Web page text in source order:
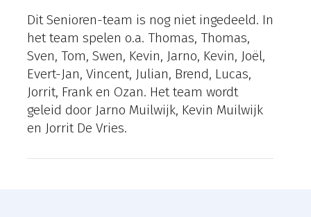
Dit Senioren-team is nog niet ingedeeld. In
het team spelen o.a. Thomas, Thomas,
Sven, Tom, Swen, Kevin, Jarno, Kevin, Joël,
Evert-Jan, Vincent, Julian, Brend, Lucas,
Jorrit, Frank en Ozan. Het team wordt
geleid door Jarno Muilwijk, Kevin Muilwijk
en Jorrit De Vries.